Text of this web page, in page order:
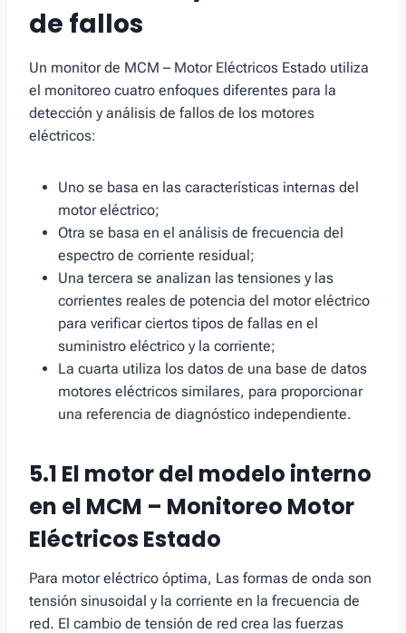
de fallos
Un monitor de MCM – Motor Eléctricos Estado utiliza
el monitoreo cuatro enfoques diferentes para la
detección y análisis de fallos de los motores
eléctricos:
Uno se basa en las características internas del
motor eléctrico;
Otra se basa en el análisis de frecuencia del
espectro de corriente residual;
Una tercera se analizan las tensiones y las
corrientes reales de potencia del motor eléctrico
para verificar ciertos tipos de fallas en el
suministro eléctrico y la corriente;
La cuarta utiliza los datos de una base de datos
motores eléctricos similares, para proporcionar
una referencia de diagnóstico independiente.
5.1 El motor del modelo interno
en el MCM – Monitoreo Motor
Eléctricos Estado
Para motor eléctrico óptima, Las formas de onda son
tensión sinusoidal y la corriente en la frecuencia de
red. El cambio de tensión de red crea las fuerzas